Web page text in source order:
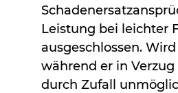
Leistung bei leichter
ausgeschlossen.
während er in
durch Zufall